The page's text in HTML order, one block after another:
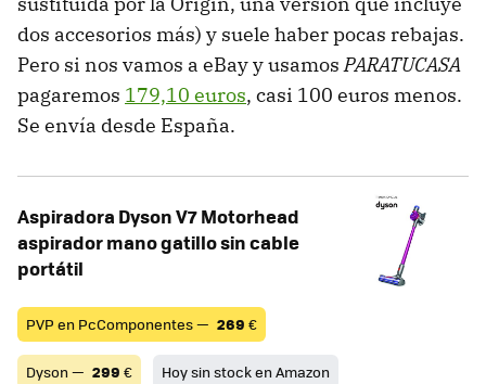
dos accesorios más) y suele haber pocas rebajas.
Pero si nos vamos a eBay y usamosPARATUCASA
pagaremos 179,10 euros, casi 100 euros menos.
Se envía desde España.
Aspiradora Dyson V7 Motorhead
aspirador mano gatillo sin cable
portátil
PVP en PcComponentes — 269 €
Dyson — 299 € Hoy sin stock en Amazon